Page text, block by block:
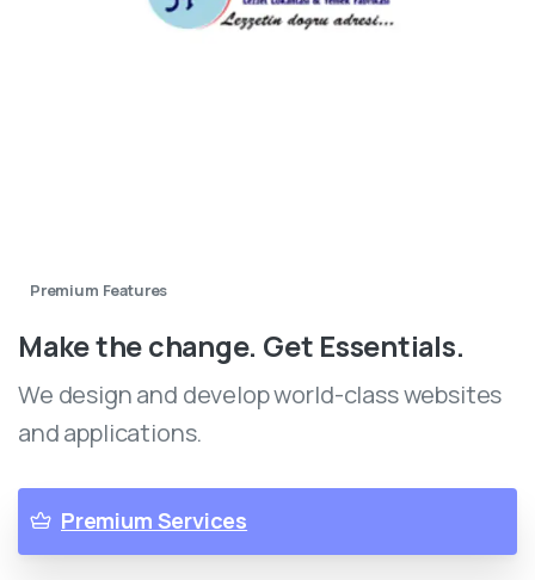
Premium Features
Make the change. Get Essentials.
We design and develop world-class websites
and applications.
Premium Services